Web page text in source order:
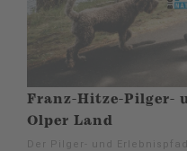
Franz-Hitze-Pilger-
Olper Land
Der Pilger- und